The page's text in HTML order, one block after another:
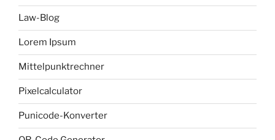
Law-Blog
Lorem Ipsum
Mittelpunktrechner
Pixelcalculator
Punicode-Konverter